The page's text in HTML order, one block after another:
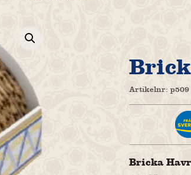
Artikelnr:p509
Bricka